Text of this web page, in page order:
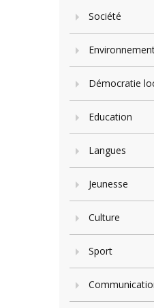
Société
Démocratie
Education
Langues
Jeunesse
Culture
Sport